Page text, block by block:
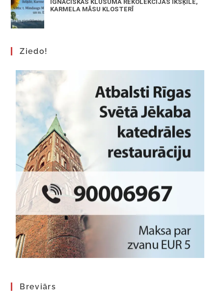
IGNĀCISKĀS KLUSUMA REKOLEKCIJAS IKŠĶILĒ,
KARMELA MĀSU KLOSTERĪ
Ziedo!
Breviārs